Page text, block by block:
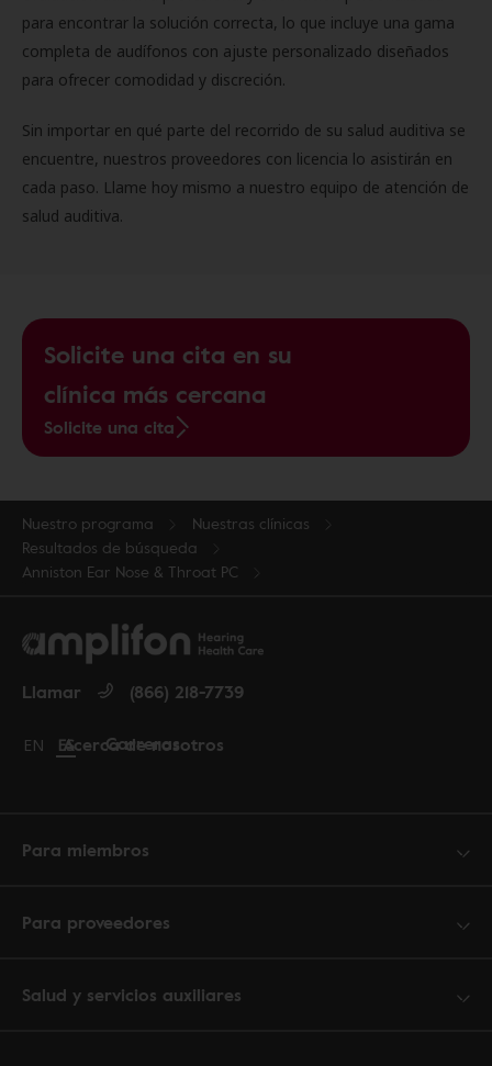
para encontrar la solución correcta, lo que incluye una gama
completa de audífonos con ajuste personalizado diseñados
para ofrecer comodidad y discreción.
Sin importar en qué parte del recorrido de su salud auditiva se
encuentre, nuestros proveedores con licencia lo asistirán en
cada paso. Llame hoy mismo a nuestro equipo de atención de
salud auditiva.
Solicite una cita en su
clínica más cercana
Solicite una cita
Nuestro programa
Nuestras clínicas
Resultados de búsqueda
Anniston Ear Nose & Throat PC
Acerca de nosotros
Carreras
Llamar (866) 218-7739
Change language to English
EN Cambiar idioma a español
ES
Para miembros
Para proveedores
Salud y servicios auxiliares